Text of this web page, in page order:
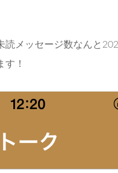
読メッセージ数なんと
！